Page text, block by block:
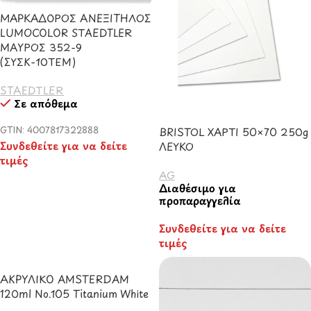
ΜΑΡΚΑΔΟΡΟΣ ΑΝΕΞΙΤΗΛΟΣ
LUMOCOLOR STAEDTLER
ΜΑΥΡΟΣ 352-9
(ΣΥΣΚ-10ΤΕΜ)
STAEDTLER
Σε απόθεμα
GTIN: 4007817322888
Συνδεθείτε για να δείτε
τιμές
BRISTOL ΧΑΡΤΙ 50×70 250g
ΛΕΥΚΟ
AG
Διαθέσιμο για
προπαραγγελία
Συνδεθείτε για να δείτε
τιμές
ΑΚΡΥΛΙΚΟ AMSTERDAM
120ml No.105 Titanium White